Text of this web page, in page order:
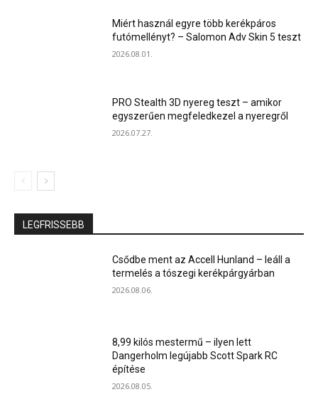
Miért használ egyre több kerékpáros
futómellényt? – Salomon Adv Skin 5 teszt
2026.08.01.
PRO Stealth 3D nyereg teszt – amikor
egyszerűen megfeledkezel a nyeregről
2026.07.27.
LEGFRISSEBB
Csődbe ment az Accell Hunland – leáll a
termelés a tószegi kerékpárgyárban
2026.08.06.
8,99 kilós mestermű – ilyen lett
Dangerholm legújabb Scott Spark RC
építése
2026.08.05.